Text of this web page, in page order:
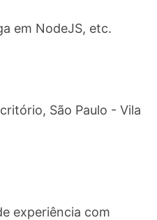
em NodeJS, etc.
São Paulo - Vila
experiência com